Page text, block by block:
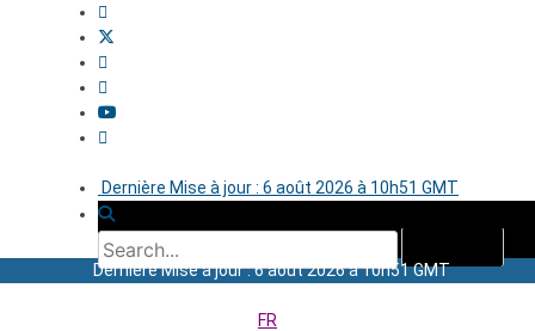
Dernière Mise à jour : 6 août 2026 à 10h51 GMT
Dernière Mise à jour : 6 août 2026 à 10h51 GMT
FR